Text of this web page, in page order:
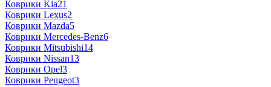
Коврики Kia21
Коврики Lexus2
Коврики Mazda5
Коврики Mercedes-Benz6
Коврики Mitsubishi14
Коврики Nissan13
Коврики Opel3
Коврики Peugeot3